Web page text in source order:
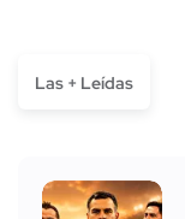
Las + Leídas